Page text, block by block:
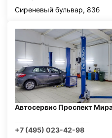
Сиреневый бульвар, 83б
Автосервис Проспект
+7 (495) 023-42-98